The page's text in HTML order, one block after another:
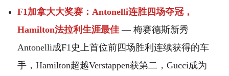
F1加拿大大奖赛：Antonelli连胜四场夺冠，
Hamilton法拉利生涯最佳 — 梅赛德斯新秀
Antonelli成F1史上首位前四场胜利连续获得的车
手，Hamilton超越Verstappen获第二，Gucci成为